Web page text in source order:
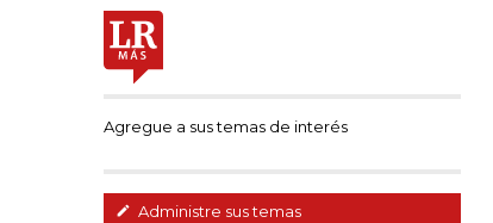
Agregue a sus temas de interés
Administre sus temas